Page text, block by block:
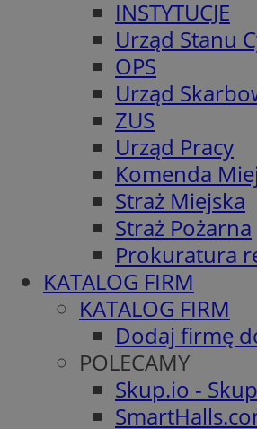
INSTYTUCJE
Urząd Stanu
OPS
Urząd
ZUS
Urząd Pracy
Komenda
Straż Miejska
Straż Pożarna
Prokuratura
KATALOG FIRM
KATALOG FIRM
Dodaj firmę
POLECAMY
Skup.io -